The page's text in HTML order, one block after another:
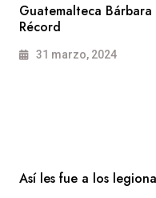
Guatemalteca
Récord
31 marzo, 2024
Así les fue a los